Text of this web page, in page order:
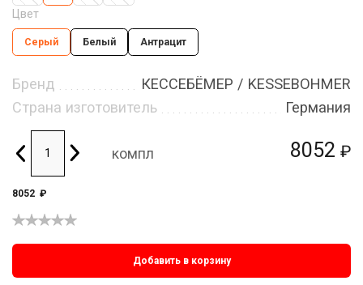
8052 ₽
Цвет
Серый Белый Антрацит
Бренд
КЕССЕБЁМЕР / KESSEBOHMER
Страна изготовитель
Германия
компл
8052 ₽
Добавить в корзину